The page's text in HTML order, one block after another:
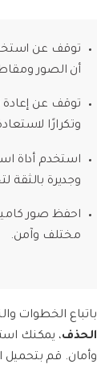
أن الصور
وتكرارًا
استخدم أداة
وجديرة بالثقة
مختلف وآمن.
باتباع الخطوات
الحذف، يمكنك
وأمان. قم بتحميل